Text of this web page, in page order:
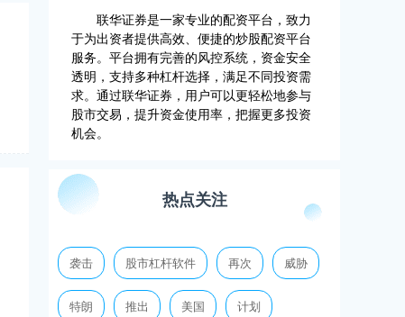
联华证券是一家专业的配资平台，致力
于为出资者提供高效、便捷的炒股配资平台
服务。平台拥有完善的风控系统，资金安全
透明，支持多种杠杆选择，满足不同投资需
求。通过联华证券，用户可以更轻松地参与
股市交易，提升资金使用率，把握更多投资
机会。
热点关注
袭击 股市杠杆软件 再次 威胁
特朗 推出 美国 计划